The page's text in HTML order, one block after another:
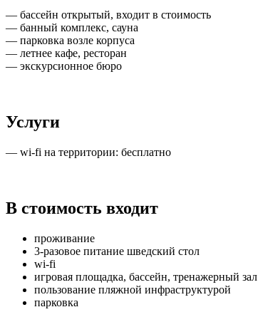
— бассейн открытый, входит в стоимость
— банный комплекс, сауна
— парковка возле корпуса
— летнее кафе, ресторан
— экскурсионное бюро
Услуги
— wi-fi на территории: бесплатно
В стоимость входит
проживание
3-разовое питание шведский стол
wi-fi
игровая площадка, бассейн, тренажерный зал
пользование пляжной инфраструктурой
парковка